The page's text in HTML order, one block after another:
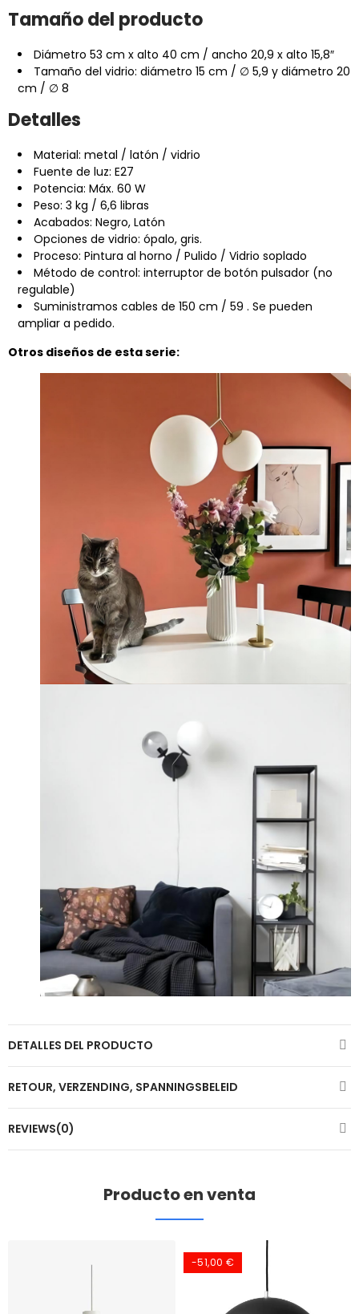
Tamaño del producto
Diámetro 53 cm x alto 40 cm / ancho 20,9 x alto 15,8″
Tamaño del vidrio: diámetro 15 cm / ∅ 5,9 y diámetro 20
cm / ∅ 8
Detalles
Material: metal / latón / vidrio
Fuente de luz: E27
Potencia: Máx. 60 W
Peso: 3 kg / 6,6 libras
Acabados: Negro, Latón
Opciones de vidrio: ópalo, gris.
Proceso: Pintura al horno / Pulido / Vidrio soplado
Método de control: interruptor de botón pulsador (no
regulable)
Suministramos cables de 150 cm / 59 . Se pueden
ampliar a pedido.
Otros diseños de esta serie:
DETALLES DEL PRODUCTO
RETOUR, VERZENDING, SPANNINGSBELEID
REVIEWS(0)
Producto en venta
-51,00 €